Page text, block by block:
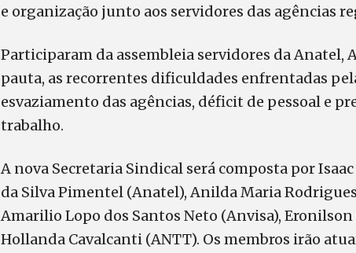
e organização junto aos servidores das agências
Participaram da assembleia servidores da Anatel,
pauta, as recorrentes dificuldades enfrentadas
esvaziamento das agências, déficit de pessoal e
trabalho.
A nova Secretaria Sindical será composta por
da Silva Pimentel (Anatel), Anilda Maria
Amarilio Lopo dos Santos Neto (Anvisa), Eronilson
Hollanda Cavalcanti (ANTT). Os membros irão